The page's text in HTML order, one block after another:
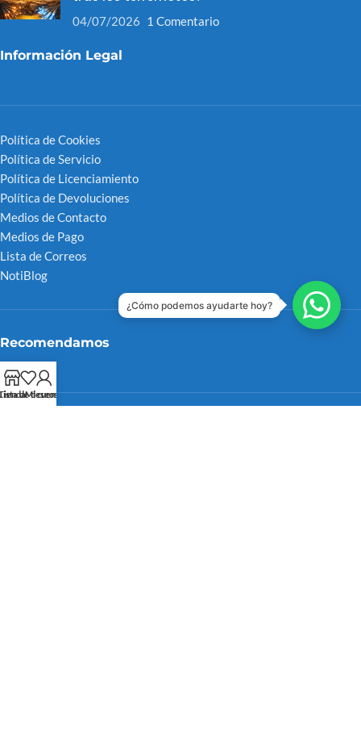
04/07/2026 1 Comentario
Información Legal
Política de Cookies
Política de Servicio
Política de Licenciamiento
Política de Devoluciones
Medios de Contacto
Medios de Pago
Lista de Correos
NotiBlog
Recomendamos
de deseos
Mi cuenta
¿Cómo podemos ayudarte hoy?